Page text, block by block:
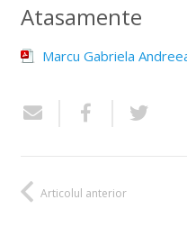
Atasamente
Marcu Gabriela
Articolul anterior